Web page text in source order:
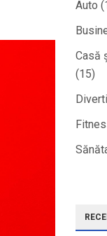
Auto
Casă
(15)